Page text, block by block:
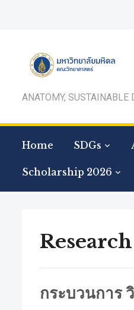
ANATOMY,
Home SDGs
Scholarship 2026
กระบวนการ